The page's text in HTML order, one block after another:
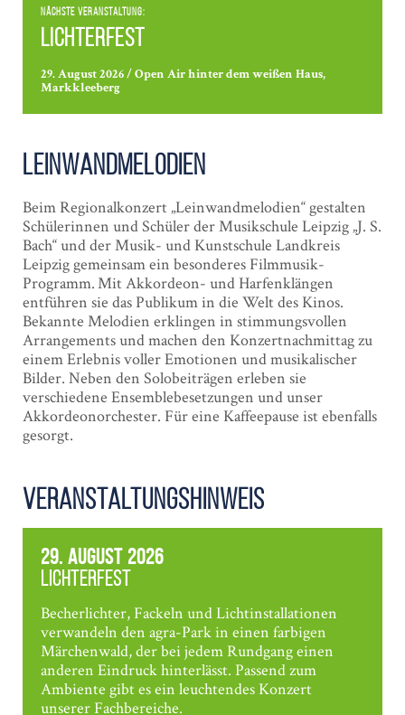
Nächste Veranstaltung:
Lichterfest
29. August 2026 / Open Air hinter dem weißen Haus,
Markkleeberg
Leinwand­melodien
Beim Regionalkonzert „Leinwandmelodien“ gestalten
Schülerinnen und Schüler der Musikschule Leipzig „J. S.
Bach“ und der Musik- und Kunstschule Landkreis
Leipzig gemeinsam ein besonderes Filmmusik-
Programm.Mit Akkordeon- und Harfenklängen
entführen sie das Publikum in die Welt des Kinos.
Bekannte Melodien erklingen in stimmungsvollen
Arrangements und machen den Konzertnachmittag zu
einem Erlebnis voller Emotionen und musikalischer
Bilder. Neben den Solobeiträgen erleben sie
verschiedene Ensemblebesetzungen und unser
Akkordeonorchester. Für eine Kaffeepause ist ebenfalls
gesorgt.
Veranstaltungshinweis
29. August 2026
Lichterfest
Becherlichter, Fackeln und Lichtinstallationen
verwandeln den agra-Park in einen farbigen
Märchenwald, der bei jedem Rundgang einen
anderen Eindruck hinterlässt. Passend zum
Ambiente gibt es ein leuchtendes Konzert
unserer Fachbereiche.